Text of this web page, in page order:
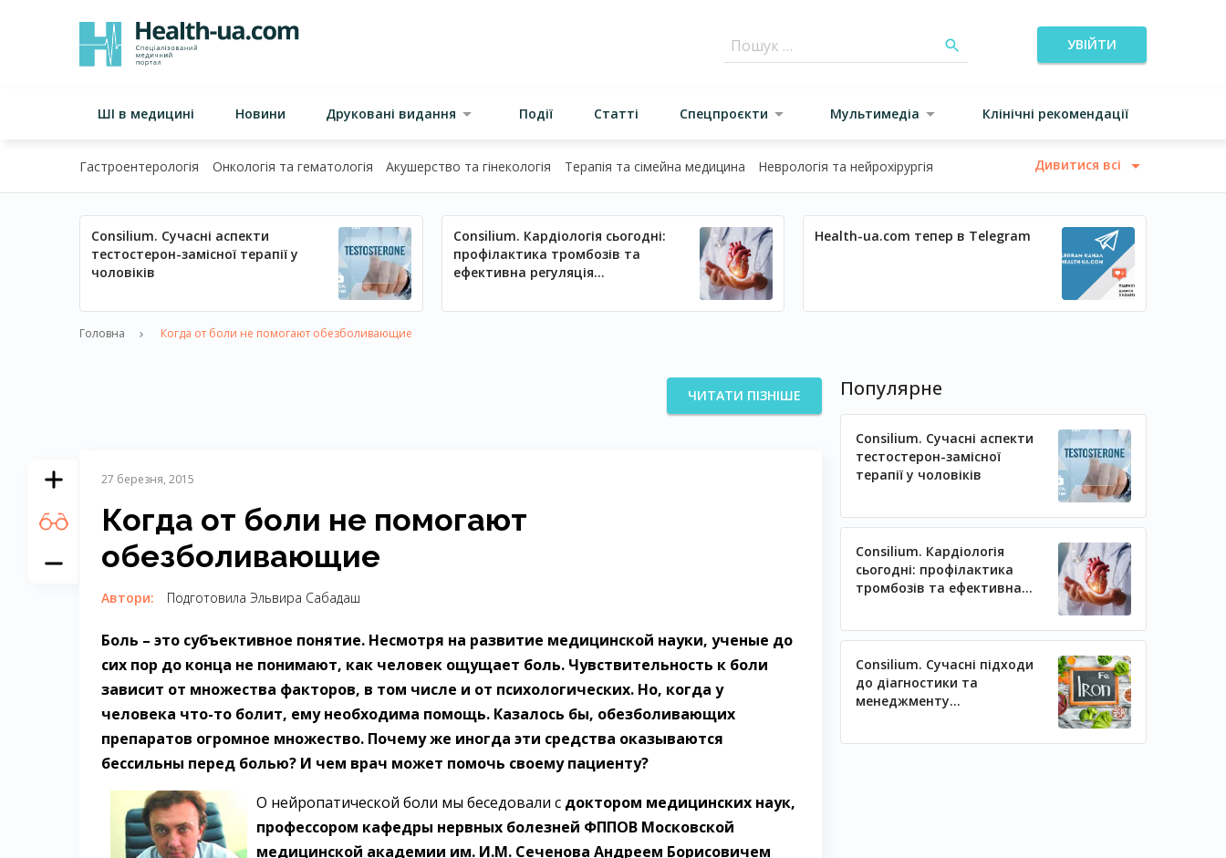
УВІЙТИ
ШІ в медицині Новини Друковані видання Події Статті Спецпроєкти Мультимедіа Клінічні рекомендації
Гастроентерологія Онкологія та гематологія Акушерство та гінекологія Терапія та сімейна медицина Неврологія та нейрохірургія Дивитися всі
Consilium. Сучасні аспекти
тестостерон-замісної терапії у
чоловіків
Consilium. Кардіологія сьогодні:
профілактика тромбозів та
ефективна регуляція
Health-ua.com тепер в Telegram
Головна Когда от боли не помогают обезболивающие
ЧИТАТИ ПІЗНІШЕ
27 березня, 2015
Когда от боли не помогают
обезболивающие
Автори: Подготовила Эльвира Сабадаш
Боль – это субъективное понятие. Несмотря на развитие медицинской науки, ученые до
сих пор до конца не понимают, как человек ощущает боль. Чувствительность к боли
зависит от множества факторов, в том числе и от психологических. Но, когда у
человека что-то болит, ему необходима помощь. Казалось бы, обезболивающих
препаратов огромное множество. Почему же иногда эти средства оказываются
бессильны перед болью? И чем врач может помочь своему пациенту?
О нейропатической боли мы беседовали с доктором медицинских наук,
профессором кафедры нервных болезней ФППОВ Московской
медицинской академии им. И.М. Сеченова Андреем Борисовичем
Популярне
Consilium. Сучасні аспекти
тестостерон-замісної
терапії у чоловіків
Consilium. Кардіологія
сьогодні: профілактика
тромбозів та ефективна
Consilium. Сучасні підходи
до діагностики та
менеджменту